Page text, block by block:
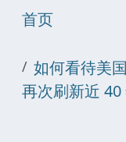
首页
如何看待美
再次刷新近 40